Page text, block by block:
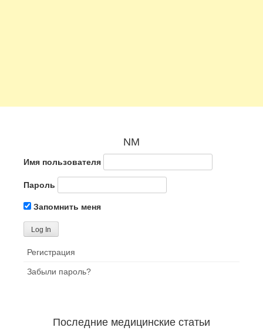
NM
Имя пользователя
Пароль
Запомнить меня
Регистрация
Забыли пароль?
Последние медицинские статьи